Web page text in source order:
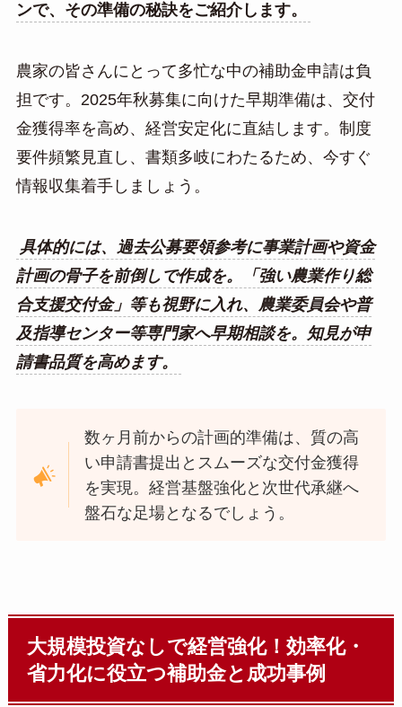
ンで、その準備の秘訣をご紹介します。
農家の皆さんにとって多忙な中の補助金申請は負
担です。2025年秋募集に向けた早期準備は、交付
金獲得率を高め、経営安定化に直結します。制度
要件頻繁見直し、書類多岐にわたるため、今すぐ
情報収集着手しましょう。
具体的には、過去公募要領参考に事業計画や資金
計画の骨子を前倒しで作成を。「強い農業作り総
合支援交付金」等も視野に入れ、農業委員会や普
及指導センター等専門家へ早期相談を。知見が申
請書品質を高めます。
数ヶ月前からの計画的準備は、質の高
い申請書提出とスムーズな交付金獲得
を実現。経営基盤強化と次世代承継へ
盤石な足場となるでしょう。
大規模投資なしで経営強化！効率化・
省力化に役立つ補助金と成功事例